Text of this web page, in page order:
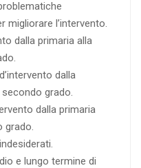
migliorare l’intervento.
dalla primaria alla
dalla
grado.
dalla primaria
grado.
e lungo termine di